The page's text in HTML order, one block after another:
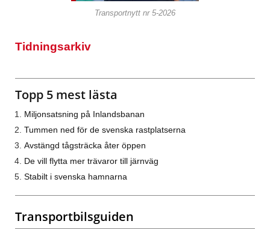
Transportnytt nr 5-2026
Tidningsarkiv
Topp 5 mest lästa
Miljonsatsning på Inlandsbanan
Tummen ned för de svenska rastplatserna
Avstängd tågsträcka åter öppen
De vill flytta mer trävaror till järnväg
Stabilt i svenska hamnarna
Transportbilsguiden